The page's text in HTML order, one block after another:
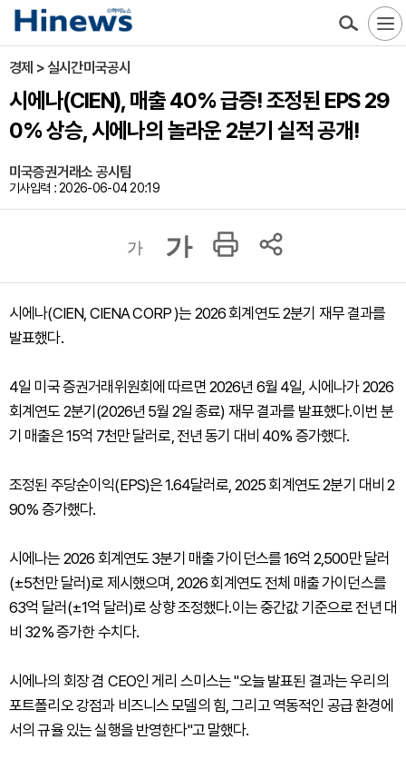
경제 > 실시간미국공시
시에나(CIEN), 매출 40% 급증! 조정된 EPS 29
0% 상승, 시에나의 놀라운 2분기 실적 공개!
미국증권거래소 공시팀
기사입력 : 2026-06-04 20:19
가 가
시에나(CIEN, CIENA CORP )는 2026 회계연도 2분기 재무 결과를
발표했다.
4일 미국 증권거래위원회에 따르면 2026년 6월 4일, 시에나가 2026
회계연도 2분기(2026년 5월 2일 종료) 재무 결과를 발표했다.이번 분
기 매출은 15억 7천만 달러로, 전년 동기 대비 40% 증가했다.
조정된 주당순이익(EPS)은 1.64달러로, 2025 회계연도 2분기 대비 2
90% 증가했다.
시에나는 2026 회계연도 3분기 매출 가이던스를 16억 2,500만 달러
(±5천만 달러)로 제시했으며, 2026 회계연도 전체 매출 가이던스를
63억 달러(±1억 달러)로 상향 조정했다.이는 중간값 기준으로 전년 대
비 32% 증가한 수치다.
시에나의 회장 겸 CEO인 게리 스미스는 "오늘 발표된 결과는 우리의
포트폴리오 강점과 비즈니스 모델의 힘, 그리고 역동적인 공급 환경에
서의 규율 있는 실행을 반영한다"고 말했다.